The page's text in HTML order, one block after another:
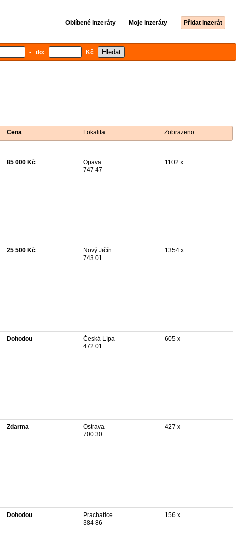
Oblíbené inzeráty Moje inzeráty Přidat inzerát
- do: Kč
Cena Lokalita Zobrazeno
85 000 Kč
Opava
747 47
1102 x
25 500 Kč
Nový Jičín
743 01
1354 x
Dohodou
Česká Lípa
472 01
605 x
Zdarma
Ostrava
700 30
427 x
Dohodou
Prachatice
384 86
156 x